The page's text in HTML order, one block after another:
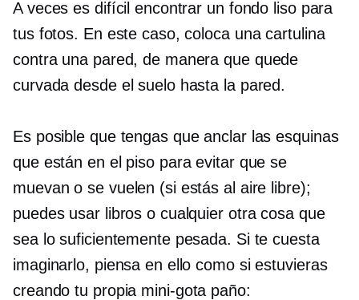
A veces es difícil encontrar un fondo liso para
tus fotos. En este caso, coloca una cartulina
contra una pared, de manera que quede
curvada desde el suelo hasta la pared.
Es posible que tengas que anclar las esquinas
que están en el piso para evitar que se
muevan o se vuelen (si estás al aire libre);
puedes usar libros o cualquier otra cosa que
sea lo suficientemente pesada. Si te cuesta
imaginarlo, piensa en ello como si estuvieras
creando tu propia mini-gota paño: